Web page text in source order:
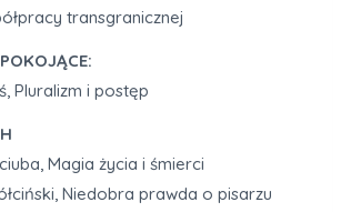
transgranicznej
Pluralizm i postęp
Magia życia i śmierci
Niedobra prawda o pisarzu